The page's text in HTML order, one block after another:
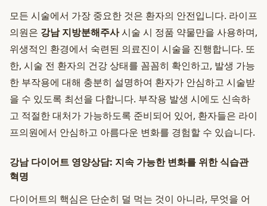
모든 시술에서 가장 중요한 것은 환자의 안전입니다. 라이프
의원은 강남 지방분해주사시술 시 정품 약물만을 사용하며,
위생적인 환경에서 숙련된 의료진이 시술을 진행합니다. 또
한, 시술 전 환자의 건강 상태를 꼼꼼히 확인하고, 발생 가능
한 부작용에 대해 충분히 설명하여 환자가 안심하고 시술받
을 수 있도록 최선을 다합니다. 부작용 발생 시에도 신속하
고 적절한 대처가 가능하도록 준비되어 있어, 환자들은 라이
프의원에서 안심하고 아름다운 변화를 경험할 수 있습니다.
강남 다이어트 영양상담: 지속 가능한 변화를 위한 식습관
혁명
다이어트의 핵심은 단순히 덜 먹는 것이 아니라, 무엇을 어